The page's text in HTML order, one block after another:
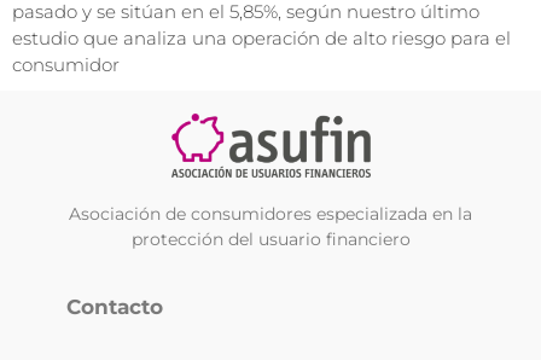
pasado y se sitúan en el 5,85%, según nuestro último
estudio que analiza una operación de alto riesgo para el
consumidor
Asociación de consumidores especializada en la
protección del usuario financiero
Contacto